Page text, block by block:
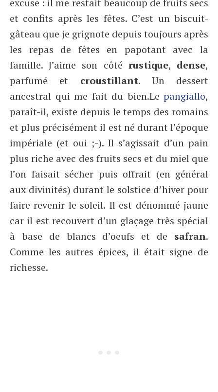
excuse : il me restait beaucoup de fruits secs
et confits après les fêtes. C’est un biscuit-
gâteau que je grignote depuis toujours après
les repas de fêtes en papotant avec la
famille. J’aime son côté rustique, dense,
parfumé et croustillant. Un dessert
ancestral qui me fait du bien.Le pangiallo,
paraît-il, existe depuis le temps des romains
et plus précisément il est né durant l’époque
impériale (et oui ;-). Il s’agissait d’un pain
plus riche avec des fruits secs et du miel que
l’on faisait sécher puis offrait (en général
aux divinités) durant le solstice d’hiver pour
faire revenir le soleil. Il est dénommé jaune
car il est recouvert d’un glaçage très spécial
à base de blancs d’oeufs et de safran.
Comme les autres épices, il était signe de
richesse.